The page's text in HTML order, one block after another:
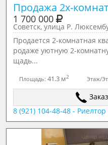
Продажа 2х-
1 700 000
Советск, улица Р.
Продается 2-комнатная
родаже уютную 2-
щадь...
Площадь:41.3 м2 Этаж/
8 (921) 104-48-48 -